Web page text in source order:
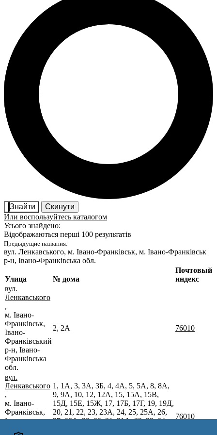
Знайти
Скинути
Или воспользуйтесь каталогом
Усього знайдено:
Відображаються перші 100 результатів
Предыдущие названия:
вул. Ленкавського, м. Івано-Франківськ, м. Івано-Франківськ
р-н, Івано-Франківська обл.
Улица № дома
Почтовый
индекс
вул.
Ленкавського
,
м. Івано-
Франківськ,
Івано-
Франківський
р-н, Івано-
Франківська
обл.
2, 2А 76010
вул.
Ленкавського
,
м. Івано-
Франківськ,
Івано-
1, 1А, 3, 3А, 3Б, 4, 4А, 5, 5А, 8, 8А,
9, 9А, 10, 12, 12А, 15, 15А, 15В,
15Д, 15Е, 15Ж, 17, 17Б, 17Г, 19, 19Д,
20, 21, 22, 23, 23А, 24, 25, 25А, 26,
27, 28А, 29, 30, 31, 31А, 32, 33, 34,
76010